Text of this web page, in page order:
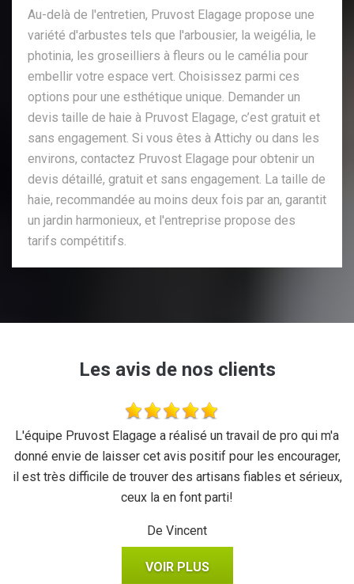
Au-delà de l'entretien, Pruvost Elagage propose une
variété d'arbustes tels que l'arbousier, la weigélia, le
photinia, les groseilliers à fleurs ou le camélia pour
embellir votre espace vert. Choisissez parmi ces
options pour une esthétique unique. Demander un
devis taille de haie à Pruvost Elagage, c’est gratuit et
sans engagement. Si vous êtes à Attichy ou dans les
environs, contactez Pruvost Elagage pour obtenir un
devis détaillé, gratuit et sans engagement. La taille de
haie, recommandée au moins deux fois par an, garantit
un jardin harmonieux, et l'entreprise propose des
tarifs compétitifs.
Les avis de nos clients
L'équipe Pruvost Elagage a réalisé un travail de pro qui m'a
donné envie de laisser cet avis positif pour les encourager,
il est très difficile de trouver des artisans fiables et sérieux,
ceux la en font parti!
De Vincent
VOIR PLUS